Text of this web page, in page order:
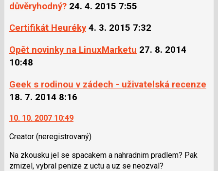
důvěryhodný? 24. 4. 2015 7:55
Certifikát Heuréky 4. 3. 2015 7:32
Opět novinky na LinuxMarketu 27. 8. 2014
10:48
Geek s rodinou v zádech - uživatelská recenze
18. 7. 2014 8:16
10. 10. 2007 10:49
Creator (neregistrovaný)
Na zkousku jel se spacakem a nahradnim pradlem? Pak
zmizel, vybral penize z uctu a uz se neozval?